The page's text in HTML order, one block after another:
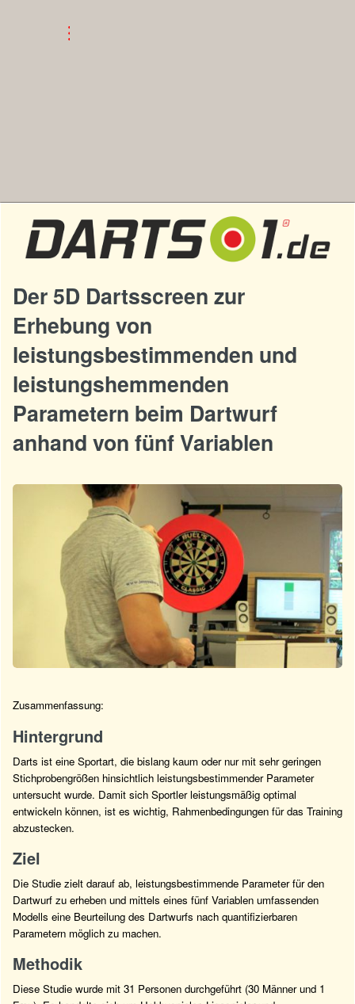
Der 5D Dartsscreen zur
Erhebung von
leistungsbestimmenden und
leistungshemmenden
Parametern beim Dartwurf
anhand von fünf Variablen
Zusammenfassung:
Hintergrund
Darts ist eine Sportart, die bislang kaum oder nur mit sehr geringen
Stichprobengrößen hinsichtlich leistungsbestimmender Parameter
untersucht wurde. Damit sich Sportler leistungsmäßig optimal
entwickeln können, ist es wichtig, Rahmenbedingungen für das Training
abzustecken.
Ziel
Die Studie zielt darauf ab, leistungsbestimmende Parameter für den
Dartwurf zu erheben und mittels eines fünf Variablen umfassenden
Modells eine Beurteilung des Dartwurfs nach quantifizierbaren
Parametern möglich zu machen.
Methodik
Diese Studie wurde mit 31 Personen durchgeführt (30 Männer und 1